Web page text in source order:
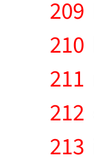
209
210
211
212
213